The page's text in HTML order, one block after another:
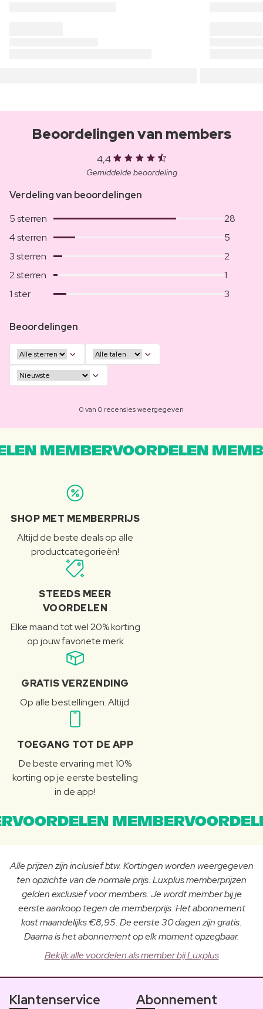
Beoordelingen van members
4,4
Gemiddelde beoordeling
Verdeling van beoordelingen
5 sterren
28
4 sterren
5
3 sterren
2
2 sterren
1
1 ster
3
Beoordelingen
0 van 0 recensies weergegeven
MEMBERVOORDELEN
SHOP MET MEMBERPRIJS
Altijd de beste deals op alle
productcategorieën!
STEEDS MEER
VOORDELEN
Elke maand tot wel 20% korting
op jouw favoriete merk
GRATIS VERZENDING
Op alle bestellingen. Altijd.
TOEGANG TOT DE APP
De beste ervaring met 10%
korting op je eerste bestelling
in de app!
Alle prijzen zijn inclusief btw. Kortingen worden weergegeven
ten opzichte van de normale prijs. Luxplus memberprijzen
gelden exclusief voor members. Je wordt member bij je
eerste aankoop tegen de memberprijs. Het abonnement
kost maandelijks €8,95. De eerste 30 dagen zijn gratis.
Daarna is het abonnement op elk moment opzegbaar.
Bekijk alle voordelen als member bij Luxplus
Klantenservice Abonnement